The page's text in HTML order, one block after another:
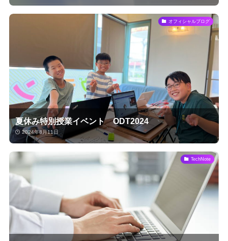
オフィシャルブログ
夏休み特別授業イベント ODT2024
2024年8月11日
TechNote